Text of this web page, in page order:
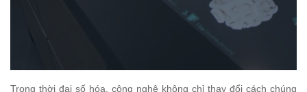
Trong thời đại số hóa, công nghệ không chỉ thay đổi cách chúng